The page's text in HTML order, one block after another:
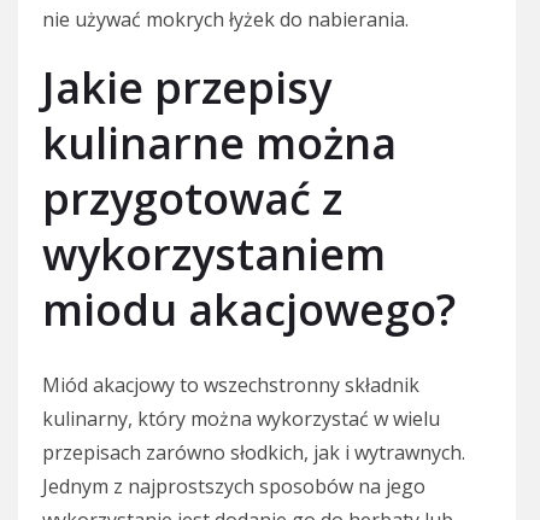
nie używać mokrych łyżek do nabierania.
Jakie przepisy
kulinarne można
przygotować z
wykorzystaniem
miodu akacjowego?
Miód akacjowy to wszechstronny składnik
kulinarny, który można wykorzystać w wielu
przepisach zarówno słodkich, jak i wytrawnych.
Jednym z najprostszych sposobów na jego